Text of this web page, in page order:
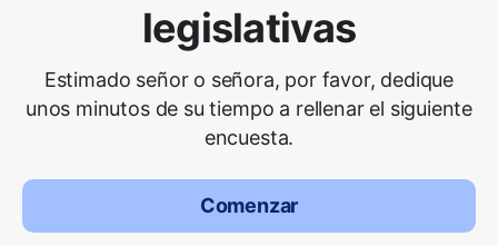
legislativas
Estimado señor o señora, por favor, dedique
unos minutos de su tiempo a rellenar el siguiente
encuesta.
Comenzar